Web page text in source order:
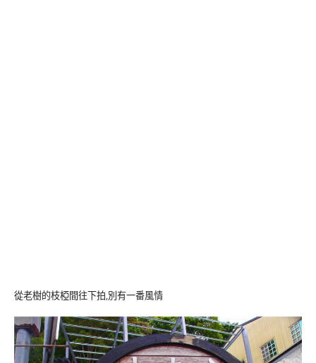
從老樹的枝椏間往下拍,別有一番風情